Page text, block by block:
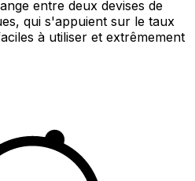
entre deux devises de
qui s'appuient sur le taux
à utiliser et extrêmement